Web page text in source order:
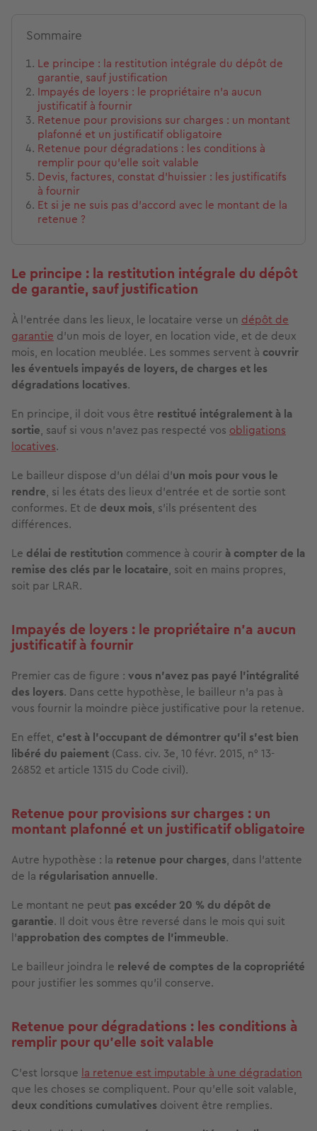
Sommaire
Le principe : la restitution intégrale du dépôt de
garantie, sauf justification
Impayés de loyers : le propriétaire n’a aucun
justificatif à fournir
Retenue pour provisions sur charges : un montant
plafonné et un justificatif obligatoire
Retenue pour dégradations : les conditions à
remplir pour qu’elle soit valable
Devis, factures, constat d’huissier : les justificatifs
à fournir
Et si je ne suis pas d’accord avec le montant de la
retenue ?
Le principe : la restitution intégrale du dépôt
de garantie, sauf justification
À l’entrée dans les lieux, le locataire verse un dépôt de
garantie d’un mois de loyer, en location vide, et de deux
mois, en location meublée. Les sommes servent à couvrir
les éventuels impayés de loyers, de charges et les
dégradations locatives.
En principe, il doit vous être restitué intégralement à la
sortie, sauf si vous n’avez pas respecté vos obligations
locatives.
Le bailleur dispose d’un délai d’un mois pour vous le
rendre, si les états des lieux d’entrée et de sortie sont
conformes. Et de deux mois, s’ils présentent des
différences.
Le délai de restitution commence à courir à compter de la
remise des clés par le locataire, soit en mains propres,
soit par LRAR.
Impayés de loyers : le propriétaire n’a aucun
justificatif à fournir
Premier cas de figure : vous n’avez pas payé l’intégralité
des loyers. Dans cette hypothèse, le bailleur n’a pas à
vous fournir la moindre pièce justificative pour la retenue.
En effet, c'est à l’occupant de démontrer qu’il s’est bien
libéré du paiement (Cass. civ. 3e, 10 févr. 2015, n° 13-
26852 et article 1315 du Code civil).
Retenue pour provisions sur charges : un
montant plafonné et un justificatif obligatoire
Autre hypothèse : la retenue pour charges, dans l’attente
de la régularisation annuelle.
Le montant ne peut pas excéder 20 % du dépôt de
garantie. Il doit vous être reversé dans le mois qui suit
l’approbation des comptes de l’immeuble.
Le bailleur joindra le relevé de comptes de la copropriété
pour justifier les sommes qu'il conserve.
Retenue pour dégradations : les conditions à
remplir pour qu’elle soit valable
C’est lorsque la retenue est imputable à une dégradation
que les choses se compliquent. Pour qu’elle soit valable,
deux conditions cumulatives doivent être remplies.